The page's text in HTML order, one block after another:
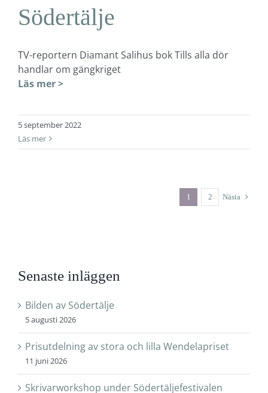
Södertälje
TV-reportern Diamant Salihus bok Tills alla dör
handlar om gängkriget
Läs mer >
5 september 2022
Läs mer
1 2 Nästa
Senaste inläggen
Bilden av Södertälje
5 augusti 2026
Prisutdelning av stora och lilla Wendelapriset
11 juni 2026
Skrivarworkshop under Södertäljefestivalen